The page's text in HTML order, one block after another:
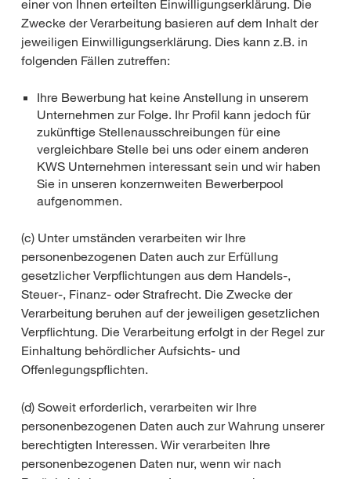
einer von Ihnen erteilten Einwilligungserklärung. Die
Zwecke der Verarbeitung basieren auf dem Inhalt der
jeweiligen Einwilligungserklärung. Dies kann z.B. in
folgenden Fällen zutreffen:
Ihre Bewerbung hat keine Anstellung in unserem
Unternehmen zur Folge. Ihr Profil kann jedoch für
zukünftige Stellenausschreibungen für eine
vergleichbare Stelle bei uns oder einem anderen
KWS Unternehmen interessant sein und wir haben
Sie in unseren konzernweiten Bewerberpool
aufgenommen.
(c) Unter umständen verarbeiten wir Ihre
personenbezogenen Daten auch zur Erfüllung
gesetzlicher Verpflichtungen aus dem Handels-,
Steuer-, Finanz- oder Strafrecht. Die Zwecke der
Verarbeitung beruhen auf der jeweiligen gesetzlichen
Verpflichtung. Die Verarbeitung erfolgt in der Regel zur
Einhaltung behördlicher Aufsichts- und
Offenlegungspflichten.
(d) Soweit erforderlich, verarbeiten wir Ihre
personenbezogenen Daten auch zur Wahrung unserer
berechtigten Interessen. Wir verarbeiten Ihre
personenbezogenen Daten nur, wenn wir nach